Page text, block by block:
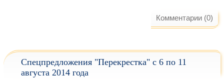
Комментарии (0)
Спецпредложения "Перекрестка" с 6 по 11
августа 2014 года